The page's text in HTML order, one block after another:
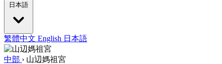
日本語
繁體中文 English 日本語
中部 › 山辺媽祖宮